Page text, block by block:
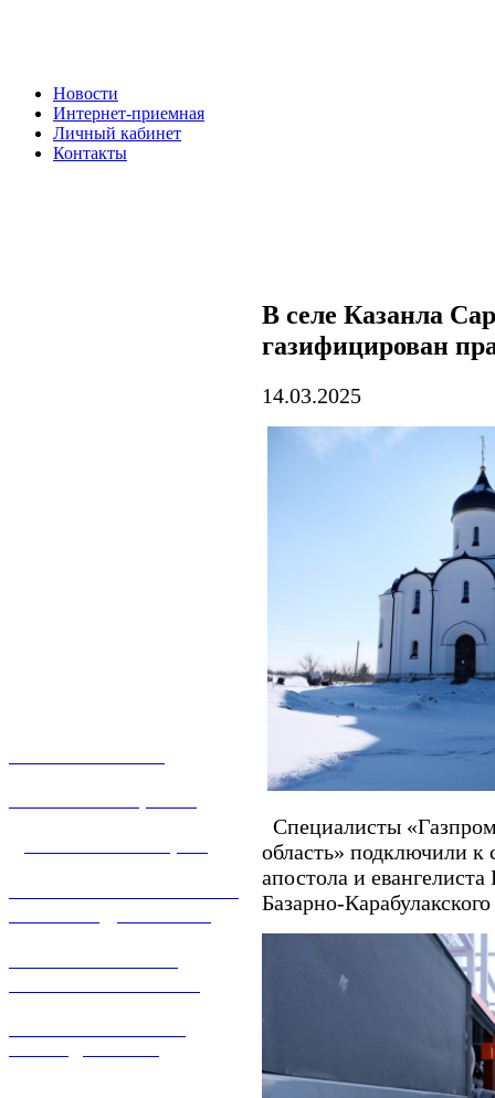
Новости
Интернет-приемная
Личный кабинет
Контакты
В селе Казанла
газифицирован
14.03.2025
Специалисты
область» подключили к
апостола и
Базарно-